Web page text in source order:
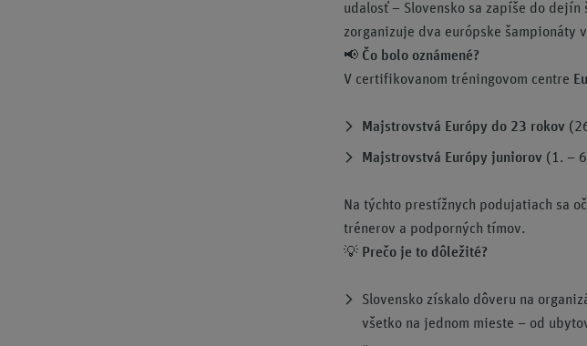
udalosť – Slovensko sa zapíše do
zorganizuje dva európske šampionáty
📢 Čo bolo oznámené?
V certifikovanom tréningovom centre
Majstrovstvá Európy do 23 rokov
Majstrovstvá Európy juniorov (1. –
Na týchto prestížnych podujatiach sa
trénerov a podporných tímov.
💡 Prečo je to dôležité?
Slovensko získalo dôveru na
všetko na jednom mieste – od